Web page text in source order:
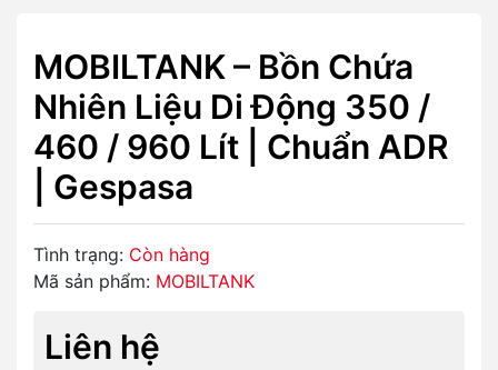
MOBILTANK – Bồn Chứa
Nhiên Liệu Di Động 350 /
460 / 960 Lít | Chuẩn ADR
| Gespasa
Tình trạng: Còn hàng
Mã sản phẩm: MOBILTANK
Liên hệ